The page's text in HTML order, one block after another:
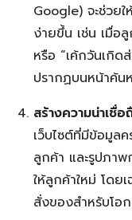
Google) จะช่วย
ง่ายขึ้น เช่น เมื่อ
หรือ “เค้กวันเกิด
ปรากฏบนหน้าค้น
สร้างความน่าเชื่อ
เว็บไซต์ที่มีข้อมูล
ลูกค้า และรูปภาพ
ให้ลูกค้าใหม่ โดย
สั่งของสำหรับโอ